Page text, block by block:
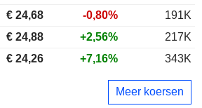
€ 24,68 -0,80%
191K
€ 24,88 +2,56%
217K
€ 24,26 +7,16% 343K
Meer koersen